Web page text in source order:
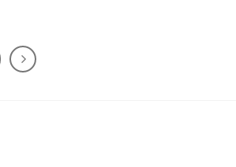
¥33,900
で
し